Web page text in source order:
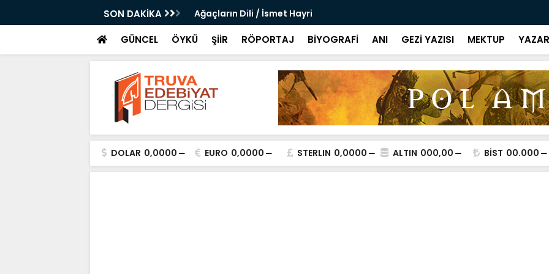
SON DAKİKA
Şubat Kara Gece Şiirine Dair / Suna Ağaçların Dili / İsmet Hayri Bir Kitap:
GÜNCEL ÖYKÜ ŞİİR RÖPORTAJ BİYOGRAFİ ANI GEZİ YAZISI MEKTUP
DOLAR 0,0000 EURO 0,0000 STERLIN 0,0000 ALTIN 000,00 BİST 00.000